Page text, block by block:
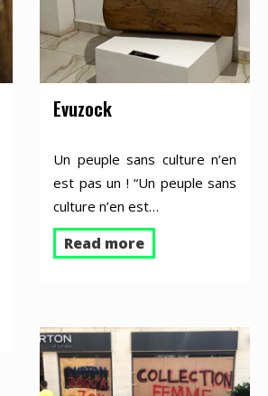
Evuzock
Un peuple sans culture n’en
est pas un ! “Un peuple sans
culture n’en est…
Read more